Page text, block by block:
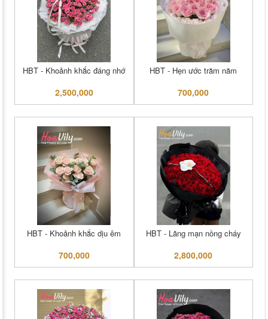
HBT - Khoảnh khắc đáng nhớ
2,500,000
HBT - Hẹn ước trăm năm
700,000
HBT - Khoảnh khắc dịu êm
700,000
HBT - Lãng mạn nồng cháy
2,800,000